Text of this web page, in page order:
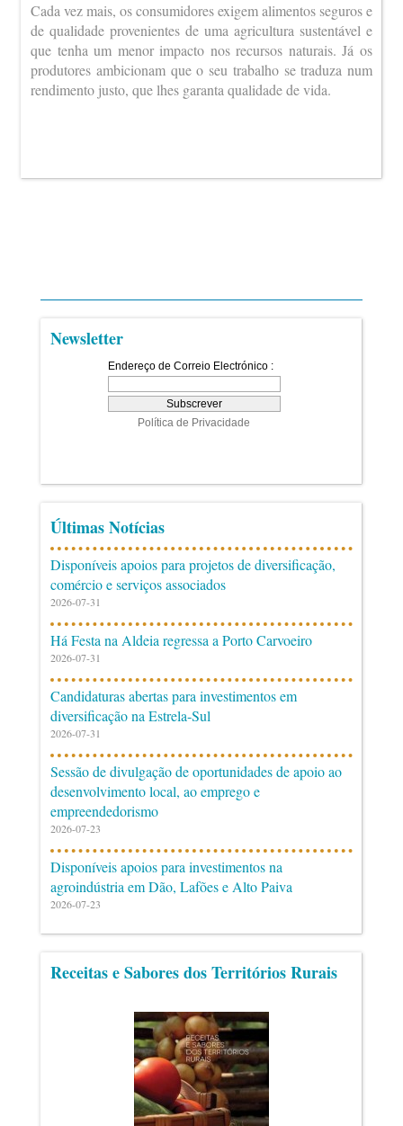
Cada vez mais, os consumidores exigem alimentos seguros e
de qualidade provenientes de uma agricultura sustentável e
que tenha um menor impacto nos recursos naturais. Já os
produtores ambicionam que o seu trabalho se traduza num
rendimento justo, que lhes garanta qualidade de vida.
Newsletter
Últimas Notícias
Disponíveis apoios para projetos de diversificação,
comércio e serviços associados
2026-07-31
Há Festa na Aldeia regressa a Porto Carvoeiro
2026-07-31
Candidaturas abertas para investimentos em
diversificação na Estrela-Sul
2026-07-31
Sessão de divulgação de oportunidades de apoio ao
desenvolvimento local, ao emprego e
empreendedorismo
2026-07-23
Disponíveis apoios para investimentos na
agroindústria em Dão, Lafões e Alto Paiva
2026-07-23
Receitas e Sabores dos Territórios Rurais